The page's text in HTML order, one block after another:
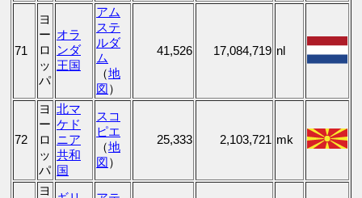
71
ヨ
ー
ロ
ッ
パ
オラ
ンダ
王国
アム
ステ
ルダ
ム
（地
図 ）
41,526 17,084,719 nl
72
ヨ
ー
ロ
ッ
パ
北マ
ケド
ニア
共和
国
スコ
ピエ
（地
図 ）
25,333 2,103,721 mk
ヨ